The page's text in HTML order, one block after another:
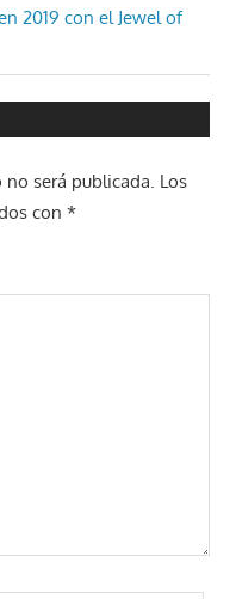
2019 con el Jewel of
será publicada. Los
con *